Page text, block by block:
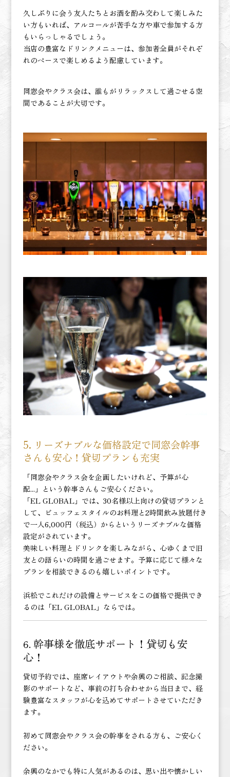
久しぶりに会う友人たちとお酒を酌み交わして楽しみた
い方もいれば、アルコールが苦手な方や車で参加する方
もいらっしゃるでしょう。
当店の豊富なドリンクメニューは、参加者全員がそれぞ
れのペースで楽しめるよう配慮しています。
同窓会やクラス会は、誰もがリラックスして過ごせる空
間であることが大切です。
5. リーズナブルな価格設定で同窓会幹事
さんも安心！貸切プランも充実
「同窓会やクラス会を企画したいけれど、予算が心
配...」という幹事さんもご安心ください。
「EL GLOBAL」では、30名様以上向けの貸切プランと
して、ビュッフェスタイルのお料理と2時間飲み放題付き
で一人6,000円（税込）からというリーズナブルな価格
設定がされています。
美味しい料理とドリンクを楽しみながら、心ゆくまで旧
友との語らいの時間を過ごせます。予算に応じて様々な
プランを相談できるのも嬉しいポイントです。
浜松でこれだけの設備とサービスをこの価格で提供でき
るのは「EL GLOBAL」ならでは。
6. 幹事様を徹底サポート！貸切も安
心！
貸切予約では、座席レイアウトや余興のご相談、記念撮
影のサポートなど、事前の打ち合わせから当日まで、経
験豊富なスタッフが心を込めてサポートさせていただき
ます。
初めて同窓会やクラス会の幹事をされる方も、ご安心く
ださい。
余興のなかでも特に人気があるのは、思い出や懐かしい